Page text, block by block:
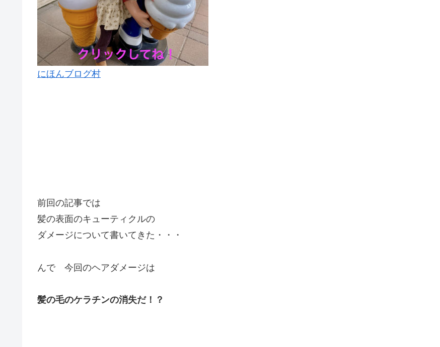
にほんブログ村
前回の記事では
髪の表面のキューティクルの
ダメージについて書いてきた・・・
んで 今回のヘアダメージは
髪の毛のケラチンの消失だ！？